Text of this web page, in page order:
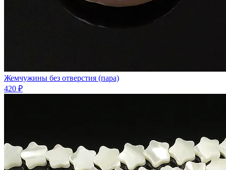
Жемчужины без отверстия (пара)
420 ₽